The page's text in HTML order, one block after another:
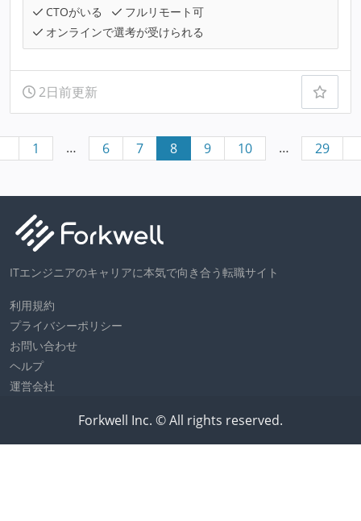
CTOがいる
フルリモート可
オンラインで選考が受けられる
2日前更新
1 … 6 7 8 9 10 … 29
ITエンジニアのキャリアに本気で向き合う転職サイト
利用規約
プライバシーポリシー
お問い合わせ
ヘルプ
運営会社
Forkwell Inc. © All rights reserved.